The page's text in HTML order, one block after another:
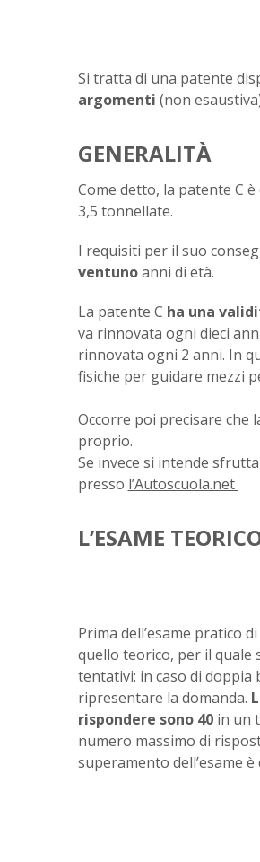
Si tratta di una patente
argomenti (non
GENERALITÀ
Come detto, la patente C
3,5 tonnellate.
I requisiti per il suo
ventunoanni di età.
La patente C ha una
va rinnovata ogni dieci
rinnovata ogni 2 anni. In
fisiche per guidare mezzi
Occorre poi precisare che
proprio.
Se invece si intende
presso l’Autoscuola.net
L’ESAME
Prima dell’esame pratico
quello teorico, per il quale
tentativi: in caso di doppia
ripresentare la domanda.
rispondere sono 40in un
numero massimo di
superamento dell’esame è